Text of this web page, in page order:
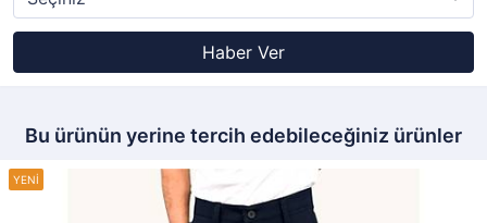
Haber Ver
Bu ürünün yerine tercih edebileceğiniz ürünler